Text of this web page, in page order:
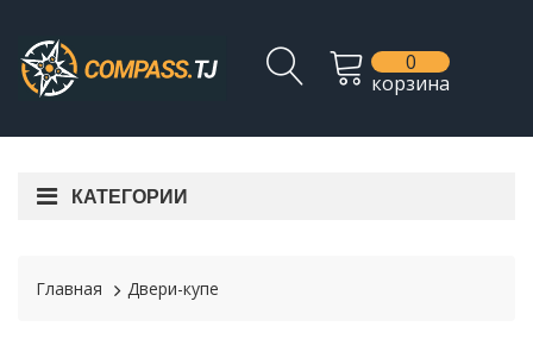
0
корзина
КАТЕГОРИИ
Главная Двери-купе